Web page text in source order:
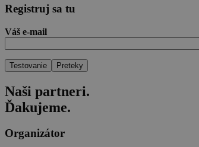
Registruj sa tu
Váš e-mail
Naši partneri.
Ďakujeme.
Organizátor